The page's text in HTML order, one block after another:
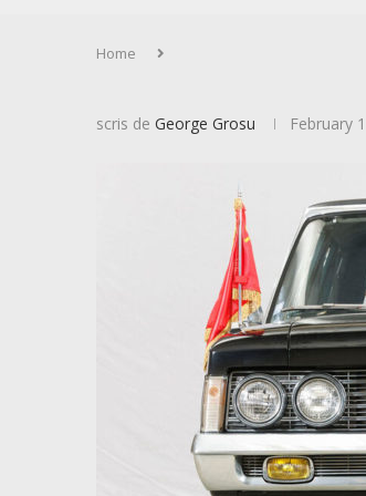
Home
scris de George Grosu February